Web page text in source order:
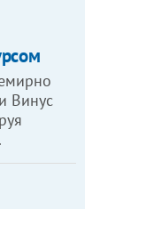
Винус